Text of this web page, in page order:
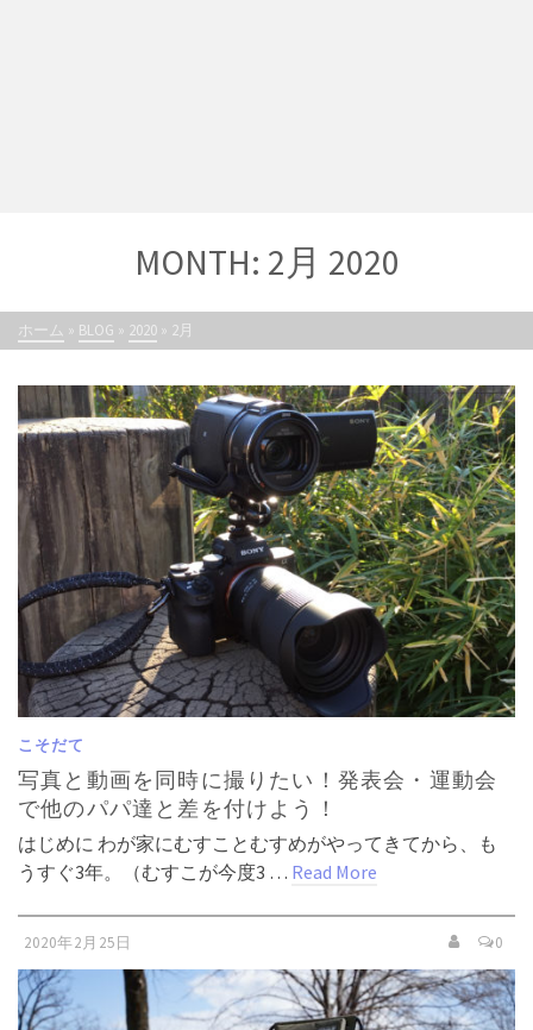
MONTH: 2月 2020
ホーム » BLOG » 2020 » 2月
こそだて
写真と動画を同時に撮りたい！発表会・運動会
で他のパパ達と差を付けよう！
はじめに わが家にむすことむすめがやってきてから、も
うすぐ3年。（むすこが今度3 … Read More
2020年2月25日 0